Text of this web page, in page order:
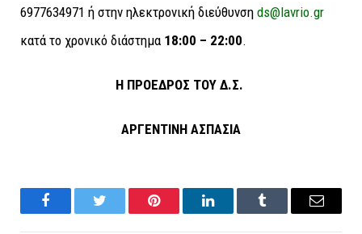
6977634971 ή στην ηλεκτρονική διεύθυνση ds@lavrio.gr
κατά το χρονικό διάστημα 18:00 – 22:00.
Η ΠΡΟΕΔΡΟΣ ΤΟΥ Δ.Σ.
ΑΡΓΕΝΤΙΝΗ ΑΣΠΑΣΙΑ
FacebookTwitter Pinterest LinkedInTumblr Email